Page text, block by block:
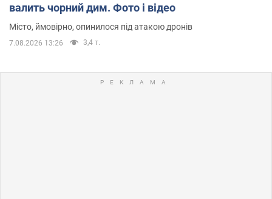
валить чорний дим. Фото і відео
Місто, ймовірно, опинилося під атакою дронів
7.08.2026 13:26 3,4 т.